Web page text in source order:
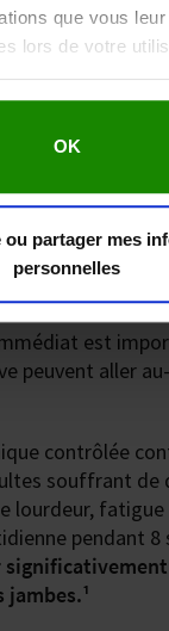
que vous
lors de votre
OK
ou partager mes
personnelles
qui
Revitive
muscles des
à chaque
immédiat
dans le temps
est
peuvent aller
contrôlée
souffrant de
lourdeur, fatigue
pendant 8
jambes.¹